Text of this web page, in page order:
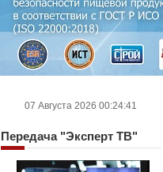
07 Августа 2026 00:24:41
Передача"Эксперт ТВ"